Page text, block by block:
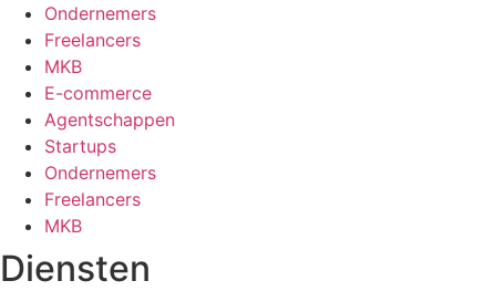
Ondernemers
Freelancers
MKB
E-commerce
Agentschappen
Startups
Ondernemers
Freelancers
MKB
Diensten